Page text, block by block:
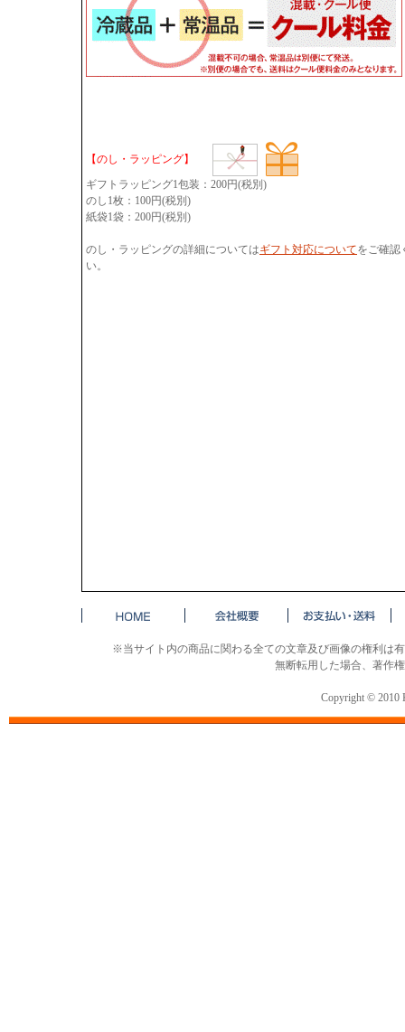
【のし・ラッピング】
ギフトラッピング1包装：200円(税別)
のし1枚：100円(税別)
紙袋1袋：200円(税別)
のし・ラッピングの詳細についてはギフト対応についてをご確認
い。
※当サイト内の商品に関わる全ての文章及び画像の権利は
無断転用した場合、著作
Copyright © 2010